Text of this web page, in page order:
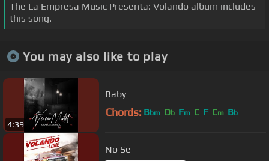
The La Empresa Music Presenta: Volando album includes
this song.
You may also like to play
4:39
Baby
Chords: Bbm Db Fm C F Cm Bb
No Se